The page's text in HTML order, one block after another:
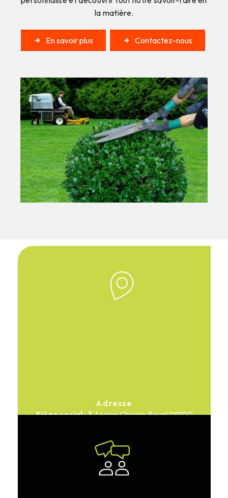
la matière.
En savoir plus Contactez-nous
Adresse
3 Ancien Chemin Royal09100